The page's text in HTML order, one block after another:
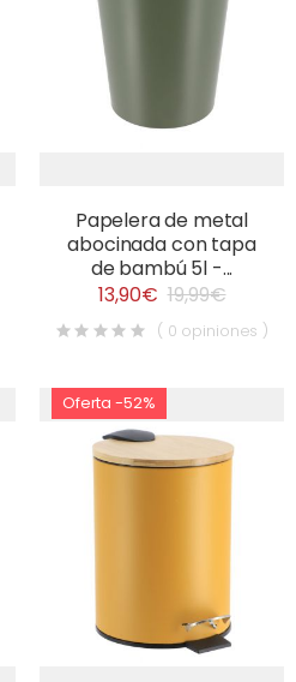
Papelera de metal
abocinada con tapa
de bambú 5l -...
13,90€ 19,99€
( 0 opiniones )
Oferta -52%